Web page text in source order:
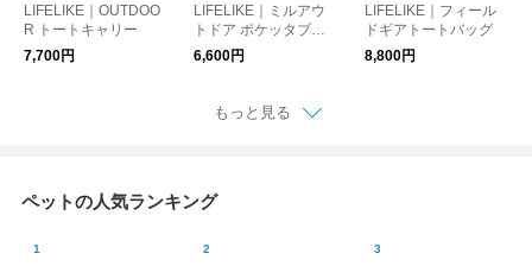
LIFELIKE｜OUTDOO
R トートキャリー
7,700円
LIFELIKE｜ミルアウ
トドア ポケッタブル
スリング
6,600円
LIFELIKE｜フィール
ドギアトートバッグ
8,800円
もっと見る
ペットの人気ランキング